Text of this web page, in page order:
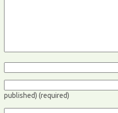
published) (required)